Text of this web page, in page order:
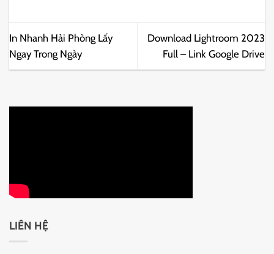
In Nhanh Hải Phòng Lấy
Ngay Trong Ngày
Download Lightroom 2023
Full – Link Google Drive
LIÊN HỆ